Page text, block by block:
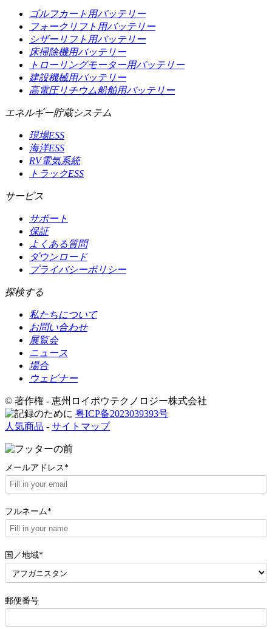
ゴルフカート用バッテリー
フォークリフト用バッテリー
シザーリフト用バッテリー
床掃除機用バッテリー
トローリングモーター用バッテリー
建設機械用バッテリー
高電圧リチウム船舶用バッテリー
エネルギー貯蔵システム
現場ESS
海洋ESS
RV電気系統
トラックESS
サービス
サポート
保証
よくある質問
ダウンロード
プライバシーポリシー
探検する
私たちについて
お問い合わせ
展覧会
ニュース
場合
ウェビナー
© 著作権 - 恵州ロイポウテクノロジー株式会社
粤ICP备2023039393号
人気商品 - サイトマップ
メールアドレス*
フルネーム*
国／地域*
郵便番号